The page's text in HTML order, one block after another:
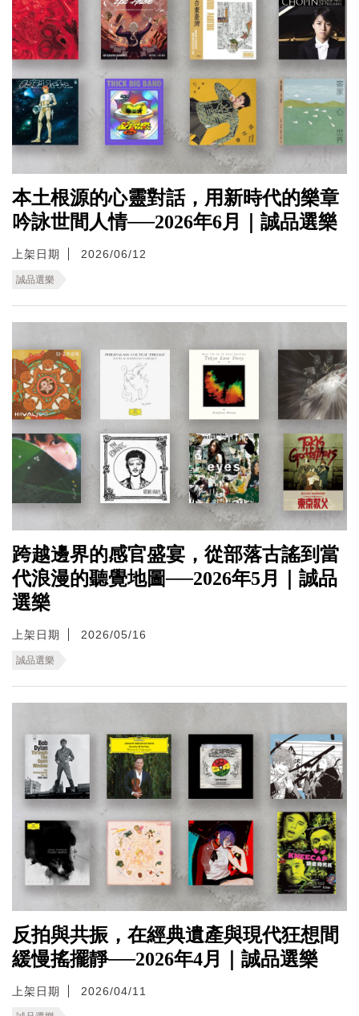
本土根源的心靈對話，用新時代的樂章
吟詠世間人情──2026年6月｜誠品選樂
上架日期 2026/06/12
誠品選樂
跨越邊界的感官盛宴，從部落古謠到當
代浪漫的聽覺地圖──2026年5月｜誠品
選樂
上架日期 2026/05/16
誠品選樂
反拍與共振，在經典遺產與現代狂想間
緩慢搖擺靜──2026年4月｜誠品選樂
上架日期 2026/04/11